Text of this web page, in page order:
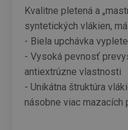
Kvalitne pletená a
syntetických vlákien,
- Biela upchávka
- Vysoká pevnosť
antiextrúzne vlastnosti
- Unikátna štruktúra
násobne viac mazacích